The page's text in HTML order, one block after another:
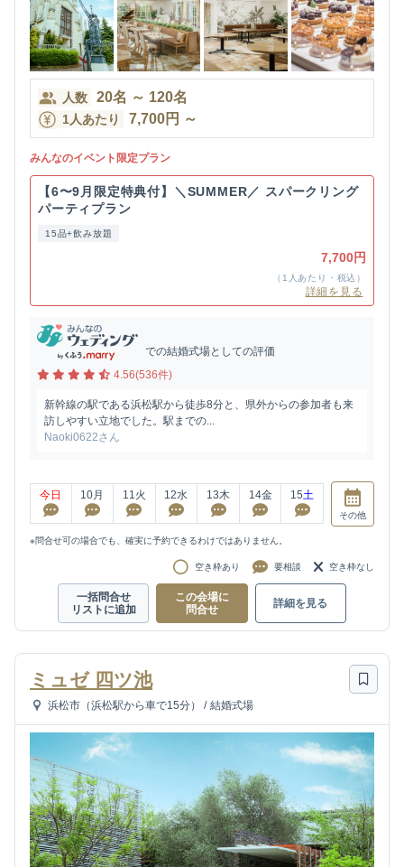
人数 20名 ～ 120名
1人あたり 7,700円 ～
みんなのイベント限定プラン
【6〜9月限定特典付】＼SUMMER／ スパークリング
パーティプラン
15品+飲み放題
7,700円
（1人あたり・税込）
詳細を見る
での結婚式場としての評価
4.56(536件)
新幹線の駅である浜松駅から徒歩8分と、県外からの参加者も来
訪しやすい立地でした。駅までの...
Naoki0622さん
今日 10月 11火 12水 13木 14金 15土
その他
※問合せ可の場合でも、確実に予約できるわけではありません。
空き枠あり 要相談 空き枠なし
一括問合せ
リストに追加
この会場に
問合せ
詳細を見る
ミュゼ 四ツ池
浜松市（浜松駅から車で15分） / 結婚式場